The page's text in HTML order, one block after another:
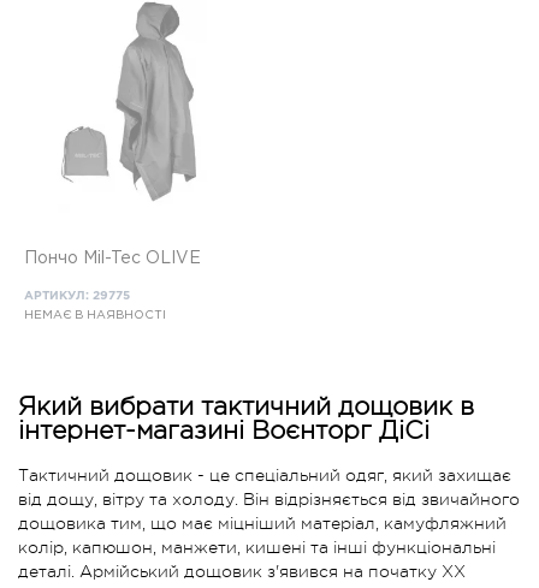
Пончо Mil-Tec OLIVE
АРТИКУЛ: 29775
НЕМАЄ В НАЯВНОСТІ
Який вибрати тактичний дощовик в
інтернет-магазині Воєнторг ДіСі
Тактичний дощовик - це спеціальний одяг, який захищає
від дощу, вітру та холоду. Він відрізняється від звичайного
дощовика тим, що має міцніший матеріал, камуфляжний
колір, капюшон, манжети, кишені та інші функціональні
деталі. Армійський дощовик з'явився на початку XX